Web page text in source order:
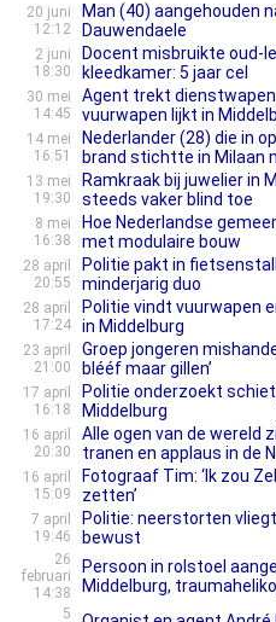
20 juni
12:12
Man (40) aangehouden
Dauwendaele
2 juni
18:30
Docent misbruikte oud-
kleedkamer: 5 jaar cel
30 mei
14:45
Agent trekt
vuurwapen lijkt in
14 mei
16:51
Nederlander (28) die in
brand stichtte in Milaan
13 mei
19:30
Ramkraak bij juwelier in
steeds vaker blind toe
8 mei
16:38
Hoe Nederlandse
met modulaire bouw
28 april
20:55
Politie pakt in
minderjarig duo
28 april
17:24
Politie vindt vuurwapen
in Middelburg
23 april
21:00
Groep jongeren
blééf maar gillen’
17 april
16:18
Politie onderzoekt
Middelburg
16 april
20:30
Alle ogen van de wereld
tranen en applaus in de
16 april
15:09
Fotograaf Tim: ‘Ik zou
zetten’
7 april
19:46
Politie: neerstorten
bewust
26
februari
14:38
Persoon in rolstoel
Middelburg,
5